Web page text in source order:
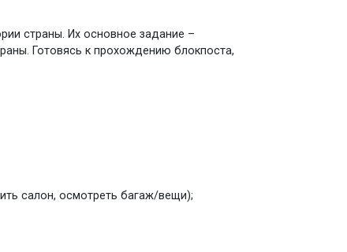
страны. Их основное задание –
Готовясь к прохождению блокпоста,
салон, осмотреть багаж/вещи);